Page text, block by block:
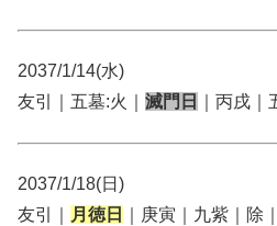
2037/1/14(水)
友引｜五墓:火｜ 滅門日 ｜丙戌
2037/1/18(日)
友引｜
月徳日 ｜庚寅｜九紫｜除